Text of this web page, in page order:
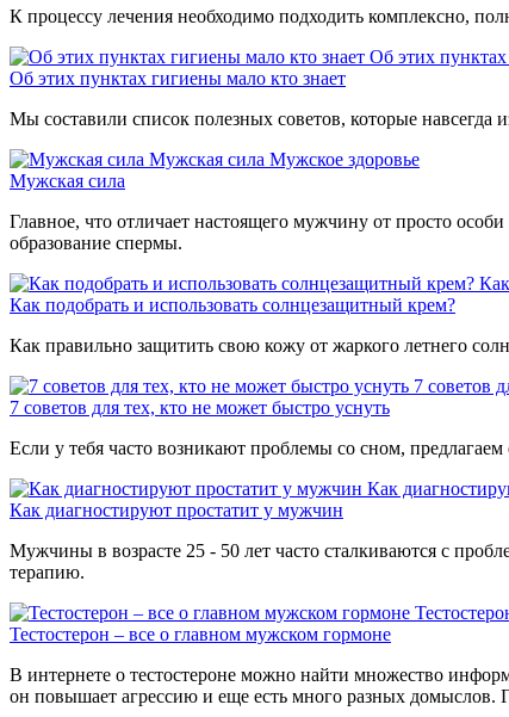
К процессу лечения необходимо подходить комплексно,
Об этих
Об этих пунктах гигиены мало кто знает
Мы составили список полезных советов, которые навсегда
Мужская сила Мужское здоровье
Мужская сила
Главное, что отличает настоящего мужчину от просто
образование спермы.
Как подобрать и использовать солнцезащитный крем?
Как правильно защитить свою кожу от жаркого летнего
7 советов
7 советов для тех, кто не может быстро уснуть
Если у тебя часто возникают проблемы со сном,
Как
Как диагностируют простатит у мужчин
Мужчины в возрасте 25 - 50 лет часто сталкиваются с
терапию.
Тестостерон – все о главном мужском гормоне
В интернете о тестостероне можно найти множество
он повышает агрессию и еще есть много разных домыслов.